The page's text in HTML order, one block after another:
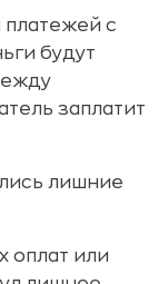
платежей с
будут
заплатит
лишние
оплат или